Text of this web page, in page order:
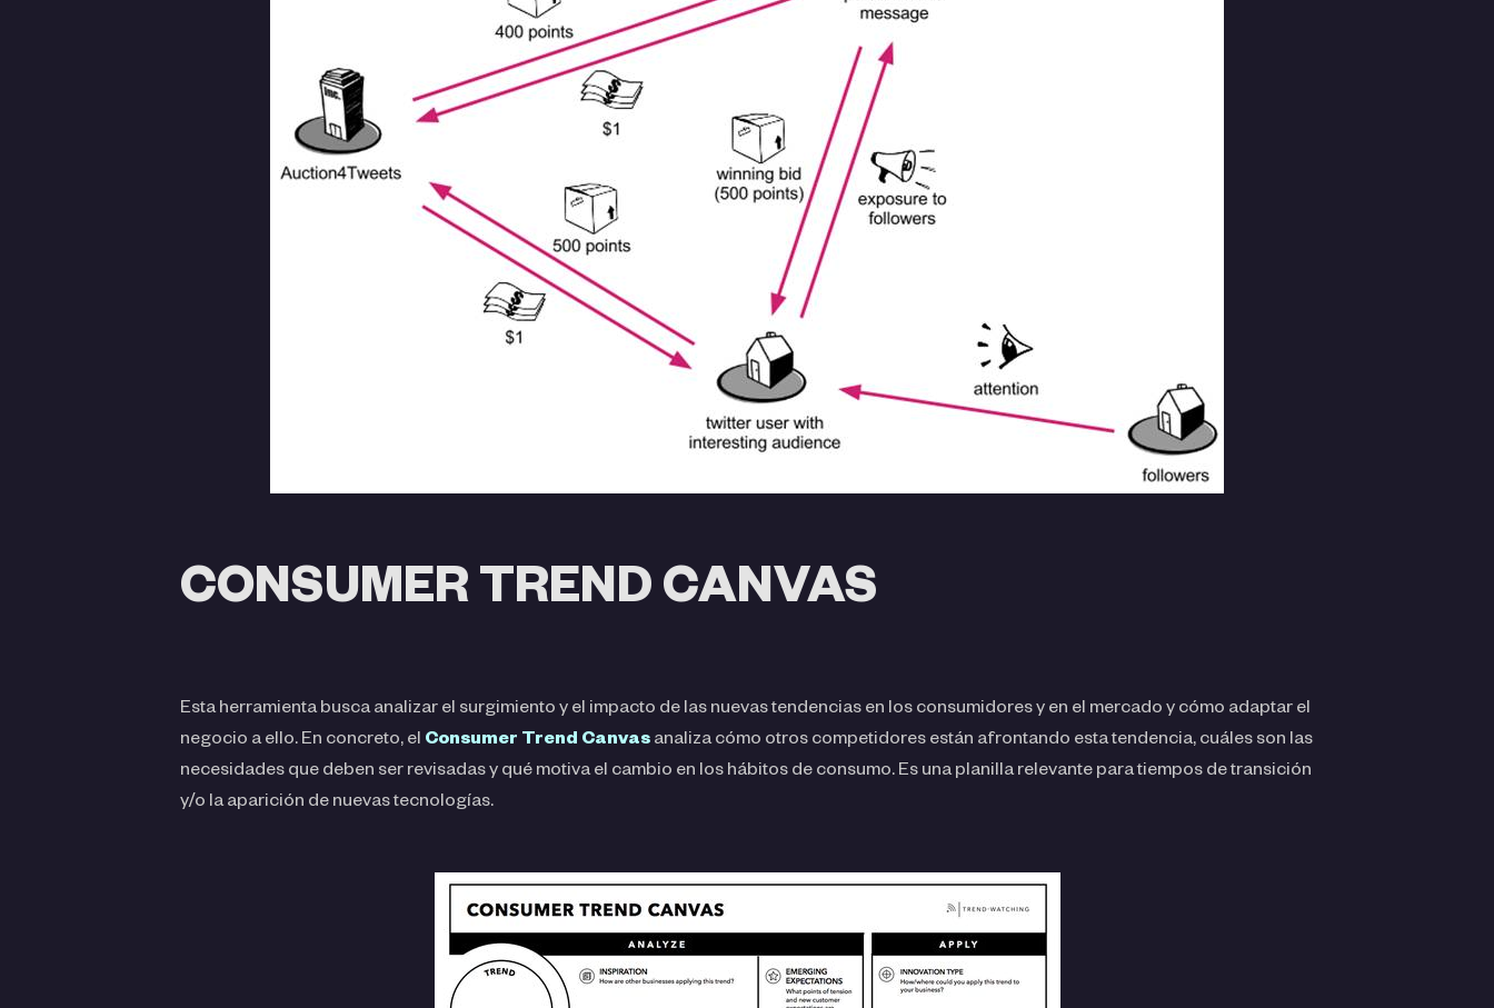
CONSUMER TREND CANVAS
Esta herramienta busca analizar el surgimiento y el impacto de las nuevas tendencias en los consumidores y en el mercado y cómo adaptar el
negocio a ello. En concreto, el Consumer Trend Canvas analiza cómo otros competidores están afrontando esta tendencia, cuáles son las
necesidades que deben ser revisadas y qué motiva el cambio en los hábitos de consumo. Es una planilla relevante para tiempos de transición
y/o la aparición de nuevas tecnologías.